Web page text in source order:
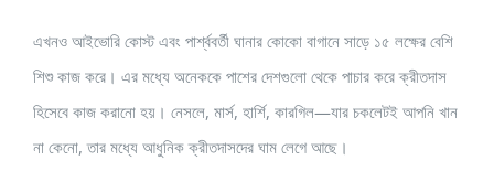
এখনও আইভোরি কোস্ট এবং পার্শ্ববর্তী ঘানার কোকো বাগানে সাড়ে ১৫ লক্ষের বেশি
শিশু কাজ করে। এর মধ্যে অনেককে পাশের দেশগুলো থেকে পাচার করে ক্রীতদাস
হিসেবে কাজ করানো হয়। নেসলে, মার্স, হার্শি, কারগিল—যার চকলেটই আপনি খান
না কেনো, তার মধ্যে আধুনিক ক্রীতদাসদের ঘাম লেগে আছে।